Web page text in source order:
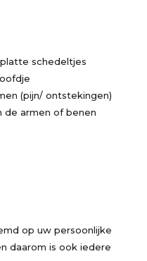
schedeltjes
(pijn/ ontstekingen)
de armen of benen
op uw persoonlijke
daarom is ook iedere